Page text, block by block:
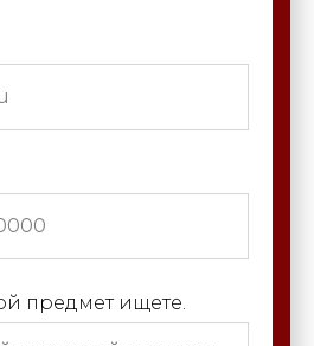
предмет ищете.